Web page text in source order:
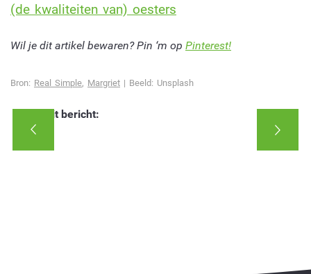
(de kwaliteiten van) oesters
Wil je dit artikel bewaren? Pin ‘m op Pinterest!
Bron: Real Simple, Margriet | Beeld: Unsplash
Deel dit bericht: